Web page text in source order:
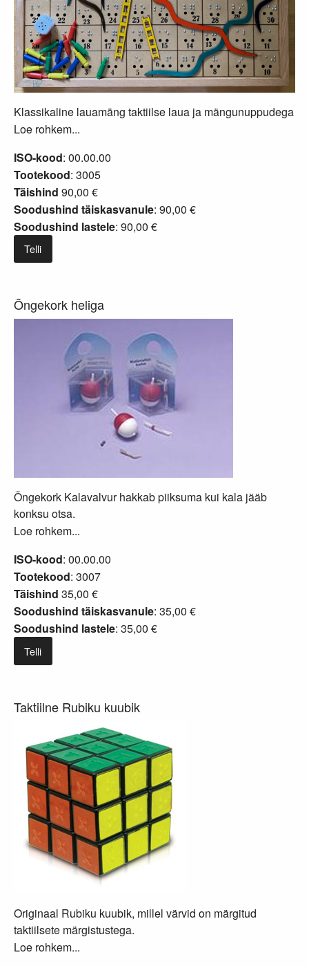
Klassikaline lauamäng taktiilse laua ja mängunuppudega
Loe rohkem...
ISO-kood: 00.00.00
Tootekood: 3005
Täishind 90,00 €
Soodushind täiskasvanule: 90,00 €
Soodushind lastele: 90,00 €
Telli
Õngekork heliga
Õngekork Kalavalvur hakkab piiksuma kui kala jääb
konksu otsa.
Loe rohkem...
ISO-kood: 00.00.00
Tootekood: 3007
Täishind 35,00 €
Soodushind täiskasvanule: 35,00 €
Soodushind lastele: 35,00 €
Telli
Taktiilne Rubiku kuubik
Originaal Rubiku kuubik, millel värvid on märgitud
taktiilsete märgistustega.
Loe rohkem...